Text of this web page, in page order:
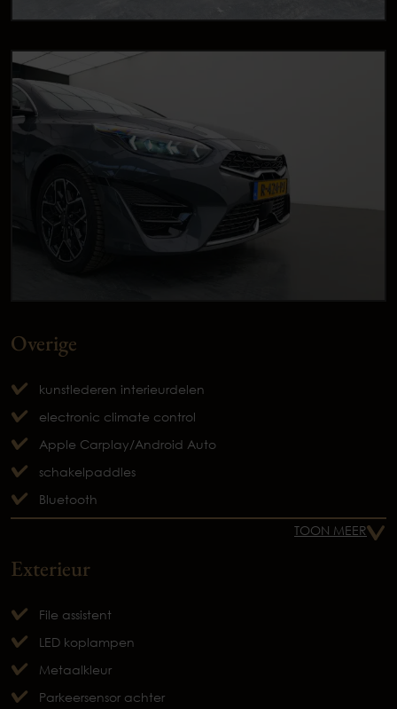
Overige
kunstlederen interieurdelen
electronic climate control
Apple Carplay/Android Auto
schakelpaddles
Bluetooth
TOON MEER
Exterieur
File assistent
LED koplampen
Metaalkleur
Parkeersensor achter